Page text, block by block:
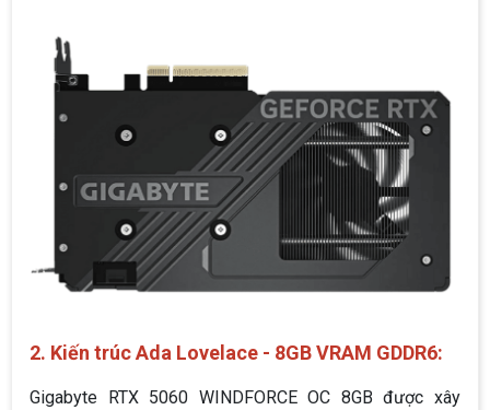
2. Kiến trúc Ada Lovelace - 8GB VRAM GDDR6:
Gigabyte RTX 5060 WINDFORCE OC 8GB được xây